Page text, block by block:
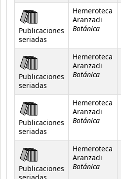
Publicaciones
seriadas
Hemeroteca
Aranzadi
Botánica
Publicaciones
seriadas
Hemeroteca
Aranzadi
Botánica
Publicaciones
seriadas
Hemeroteca
Aranzadi
Botánica
Publicaciones
Hemeroteca
Aranzadi
Botánica